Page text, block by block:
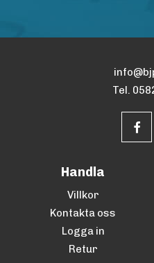
Tel.
Handla
Villkor
Kontakta oss
Logga in
Retur